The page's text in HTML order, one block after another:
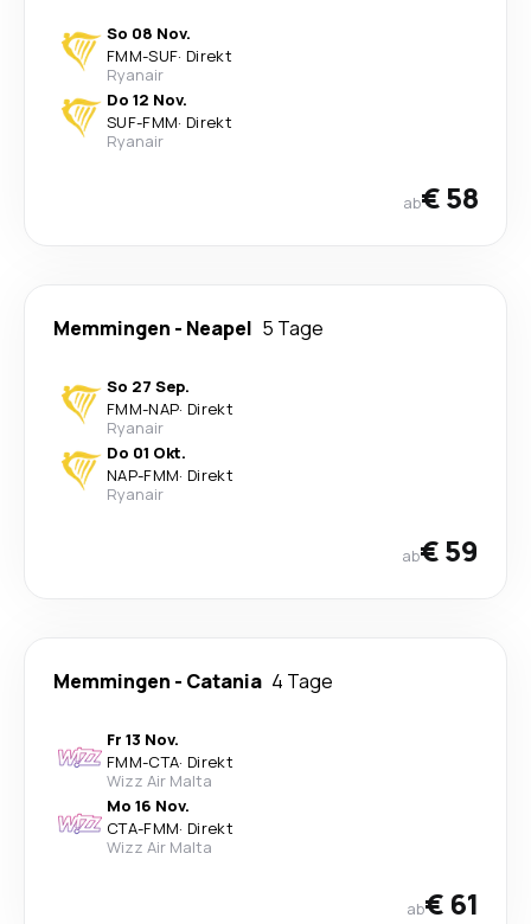
So 08 Nov.
FMM-SUF· Direkt
Ryanair
Do 12 Nov.
SUF-FMM· Direkt
Ryanair
ab€ 58
Memmingen - Neapel 5 Tage
So 27 Sep.
FMM-NAP· Direkt
Ryanair
Do 01 Okt.
NAP-FMM· Direkt
Ryanair
ab€ 59
Memmingen - Catania 4 Tage
Fr 13 Nov.
FMM-CTA· Direkt
Wizz Air Malta
Mo 16 Nov.
CTA-FMM· Direkt
Wizz Air Malta
ab€ 61